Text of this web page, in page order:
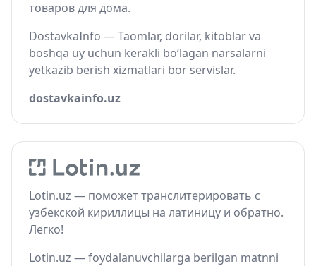
товаров для дома.
DostavkaInfo — Taomlar, dorilar, kitoblar va
boshqa uy uchun kerakli bo‘lagan narsalarni
yetkazib berish xizmatlari bor servislar.
dostavkainfo.uz
Lotin.uz — поможет транслитерировать с
узбекской кириллицы на латиницу и обратно.
Легко!
Lotin.uz — foydalanuvchilarga berilgan matnni